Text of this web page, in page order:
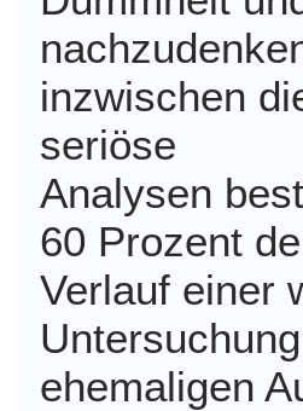
inzwischen
seriöse
Analysen
60 Prozent
Verlauf einer
ehemaligen